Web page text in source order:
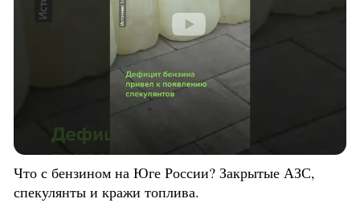
Что с бензином на Юге России? Закрытые АЗС,
спекулянты и кражи топлива.